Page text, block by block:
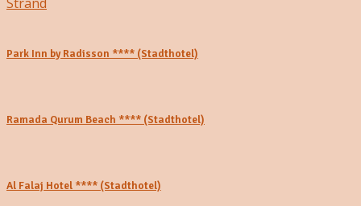
Park Inn by Radisson **** (Stadthotel)
Ramada Qurum Beach **** (Stadthotel)
Al Falaj Hotel **** (Stadthotel)